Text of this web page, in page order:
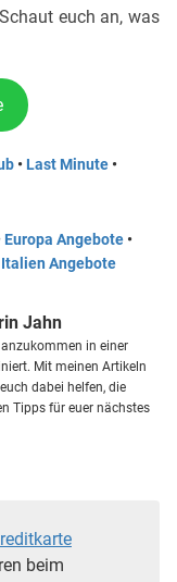
euch an, was
• Last Minute •
Europa Angebote •
Italien Angebote
Jahn
in einer
Mit meinen Artikeln
dabei helfen, die
Tipps für euer nächstes
beim